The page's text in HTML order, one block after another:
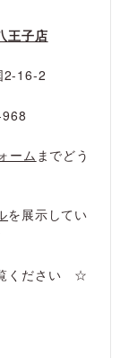
王子店
2-16-2
ームまでどう
を展示してい
ください ☆